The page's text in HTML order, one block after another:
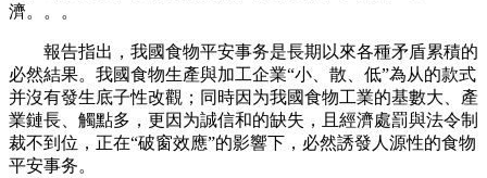
濟。。。
報告指出，我國食物平安事务是長期以來各種矛盾累積的
必然結果。我國食物生產與加工企業“小、散、低”為从的款式
并沒有發生底子性改觀；同時因为我國食物工業的基數大、產
業鏈長、觸點多，更因为誠信和的缺失，且經濟處罰與法令制
裁不到位，正在“破窗效應”的影響下，必然誘發人源性的食物
平安事务。